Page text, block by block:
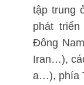
tập trung
phát
Đông
Iran…),
a…), phía